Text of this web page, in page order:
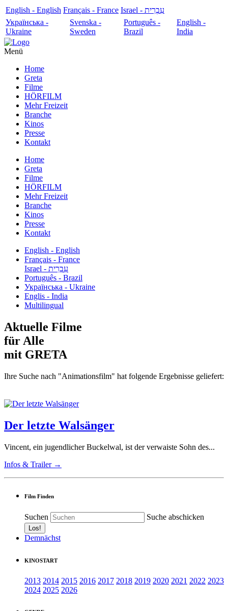
English - English Français - France
עִבְרִית - Israel
Українська -
Ukraine
Svenska -
Sweden
Português -
Brazil
English -
India
Menü
Home
Greta
Filme
HÖRFILM
Mehr Freizeit
Branche
Kinos
Presse
Kontakt
Home
Greta
Filme
HÖRFILM
Mehr Freizeit
Branche
Kinos
Presse
Kontakt
English - English
Français - France
עִבְרִית - Israel
Português - Brazil
Українська - Ukraine
Englis - India
Multilingual
Aktuelle Filme
für Alle
mit GRETA
Ihre Suche nach "Animationsfilm" hat folgende Ergebnisse geliefert:
Der letzte Walsänger
Vincent, ein jugendlicher Buckelwal, ist der verwaiste Sohn des...
Infos & Trailer →
Film Finden
Suchen Suche abschicken
Demnächst
KINOSTART
2013 2014 2015 2016 2017 2018 2019 2020 2021 2022 2023
2024 2025 2026